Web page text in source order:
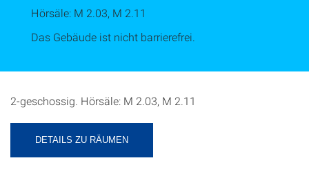
Hörsäle: M 2.03, M 2.11
Das Gebäude ist nicht barrierefrei.
2-geschossig. Hörsäle: M 2.03, M 2.11
DETAILS ZU RÄUMEN